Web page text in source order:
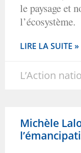
le paysage et
l’écosystème.
LIRE LA SUITE »
L’Action
Michèle